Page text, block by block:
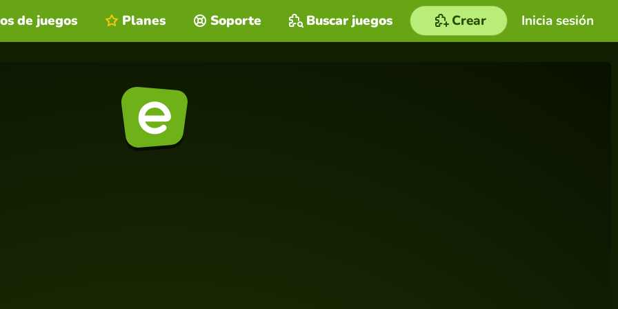
Inicia sesión
de juegos Planes Soporte Buscar juegos Crear